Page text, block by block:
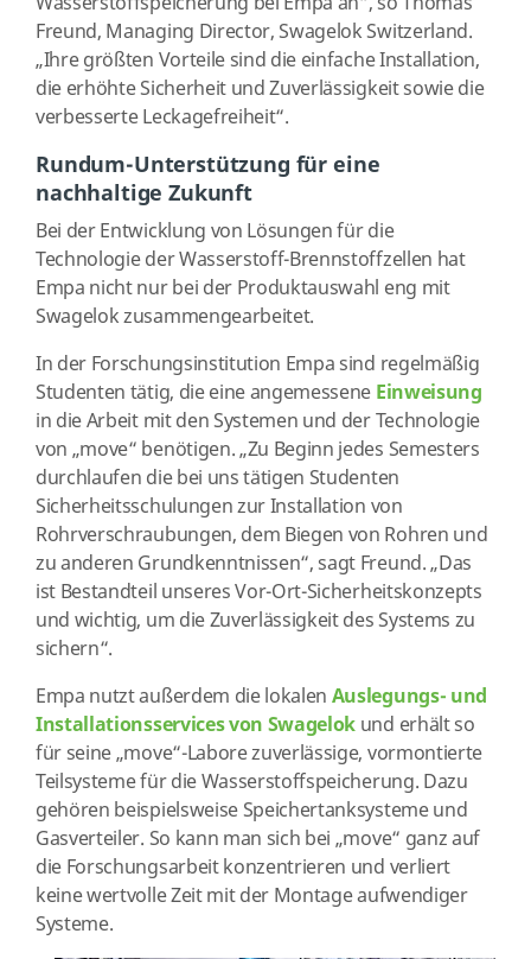
Freund, Managing Director, Swagelok Switzerland.
„Ihre größten Vorteile sind die einfache Installation,
die erhöhte Sicherheit und Zuverlässigkeit sowie die
verbesserte Leckagefreiheit“.
Rundum-Unterstützung für eine
nachhaltige Zukunft
Bei der Entwicklung von Lösungen für die
Technologie der Wasserstoff-Brennstoffzellen hat
Empa nicht nur bei der Produktauswahl eng mit
Swagelok zusammengearbeitet.
In der Forschungsinstitution Empa sind regelmäßig
Studenten tätig, die eine angemessene Einweisung
in die Arbeit mit den Systemen und der Technologie
von „move“ benötigen. „Zu Beginn jedes Semesters
durchlaufen die bei uns tätigen Studenten
Sicherheitsschulungen zur Installation von
Rohrverschraubungen, dem Biegen von Rohren und
zu anderen Grundkenntnissen“, sagt Freund. „Das
ist Bestandteil unseres Vor-Ort-Sicherheitskonzepts
und wichtig, um die Zuverlässigkeit des Systems zu
sichern“.
Empa nutzt außerdem die lokalen Auslegungs- und
Installationsservices von Swagelok und erhält so
für seine „move“-Labore zuverlässige, vormontierte
Teilsysteme für die Wasserstoffspeicherung. Dazu
gehören beispielsweise Speichertanksysteme und
Gasverteiler. So kann man sich bei „move“ ganz auf
die Forschungsarbeit konzentrieren und verliert
keine wertvolle Zeit mit der Montage aufwendiger
Systeme.